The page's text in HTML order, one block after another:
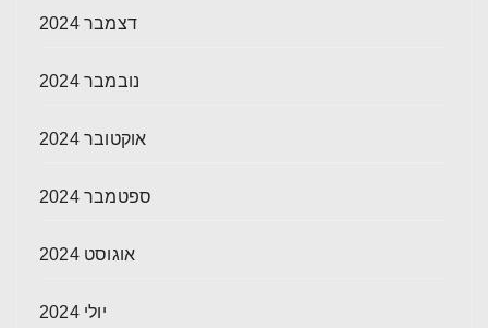
דצמבר 2024
נובמבר 2024
אוקטובר 2024
ספטמבר 2024
אוגוסט 2024
יולי 2024